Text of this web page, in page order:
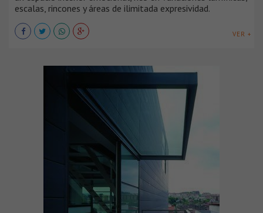
escalas, rincones y áreas de ilimitada expresividad.
VER +